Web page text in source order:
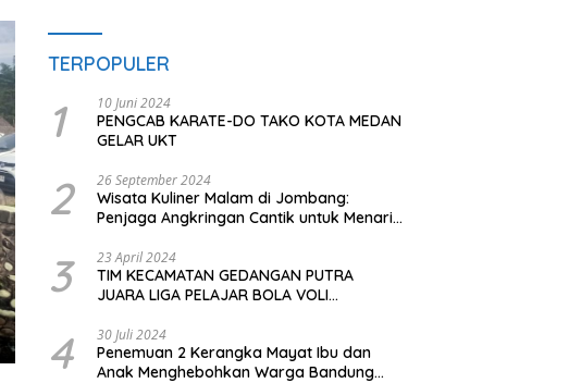
TERPOPULER
1 10 Juni 2024
PENGCAB KARATE-DO TAKO KOTA MEDAN
GELAR UKT
2 26 September 2024
Wisata Kuliner Malam di Jombang:
Penjaga Angkringan Cantik untuk Menarik
3 23 April 2024
TIM KECAMATAN GEDANGAN PUTRA
JUARA LIGA PELAJAR BOLA VOLI
4 30 Juli 2024
Penemuan 2 Kerangka Mayat Ibu dan
Anak Menghebohkan Warga Bandung